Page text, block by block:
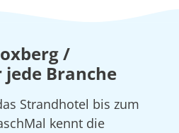
/
Branche
Strandhotel bis zum
kennt die